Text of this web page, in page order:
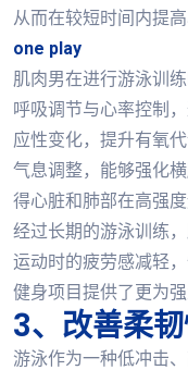
从而在较短时间内提
one play
肌肉男在进行游泳训
呼吸调节与心率控制
应性变化，提升有氧
气息调整，能够强化
得心脏和肺部在高强
经过长期的游泳训练
运动时的疲劳感减轻
健身项目提供了更为强
3、改善柔
游泳作为一种低冲击